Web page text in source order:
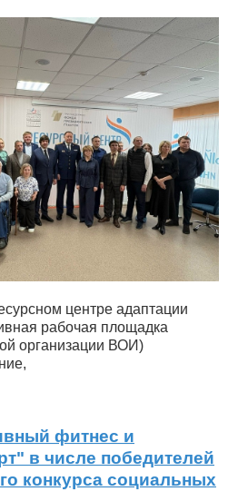
центре адаптации
рабочая площадка
организации ВОИ)
фитнес и
в числе победителей
конкурса социальных